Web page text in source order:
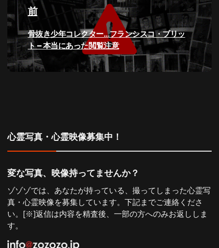
稿
ナ
ビ
ゲ
ョ
ン
前
過
去
の
投
骨抜き少年コレクター…フランシスコ・ブリッ
ト – 本当にあった閲覧注意
心霊写真・心霊映像募集中！
変な写真、映像持ってませんか？
ゾゾゾでは、あなたが持っている、撮ってしまった心霊写
真・心霊映像を募集しています。下記までご連絡くださ
い。[※]返信は内容を精査後、一部の方へのみお返ししま
す。